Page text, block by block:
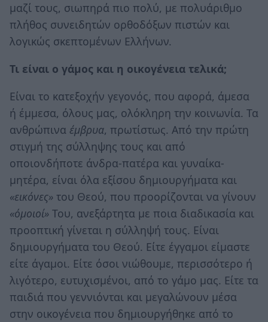
μαζί τους, σιωπηρά πιο πολύ, με πολυάριθμο
πλήθος συνειδητών ορθοδόξων πιστών και
λογικώς σκεπτομένων Ελλήνων.
Τι είναι ο γάμος και η οικογένεια τελικά;
Είναι το κατεξοχήν γεγονός, που αφορά, άμεσα
ή έμμεσα, όλους μας, ολόκληρη την κοινωνία. Τα
ανθρώπινα έμβρυα, πρωτίστως. Από την πρώτη
στιγμή της σύλληψης τους και από
οποιονδήποτε άνδρα-πατέρα και γυναίκα-
μητέρα, είναι όλα εξίσου δημιουργήματα και
«εικόνες» του Θεού, που προορίζονται να γίνουν
«όμοιοί» Του, ανεξάρτητα με ποια διαδικασία και
προοπτική γίνεται η σύλληψή τους. Είναι
δημιουργήματα του Θεού. Είτε έγγαμοι είμαστε
είτε άγαμοι. Είτε όσοι νιώθουμε, περισσότερο ή
λιγότερο, ευτυχισμένοι, από το γάμο μας. Είτε τα
παιδιά που γεννιόνται και μεγαλώνουν μέσα
στην οικογένεια που δημιουργήθηκε από το